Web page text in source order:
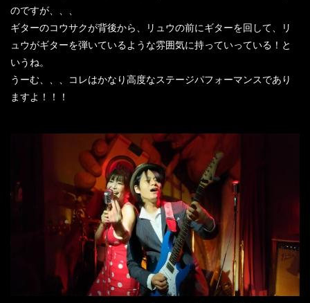
のですが、、、
ギターのコウサクが背後から、リュウの前にギターを回して、リ
ュウがギターを弾いているような雰囲気に持っていっている！と
いうね。
うーむ、、、コレはかなり高度なステージパフォーマンスであり
ますよ！！！